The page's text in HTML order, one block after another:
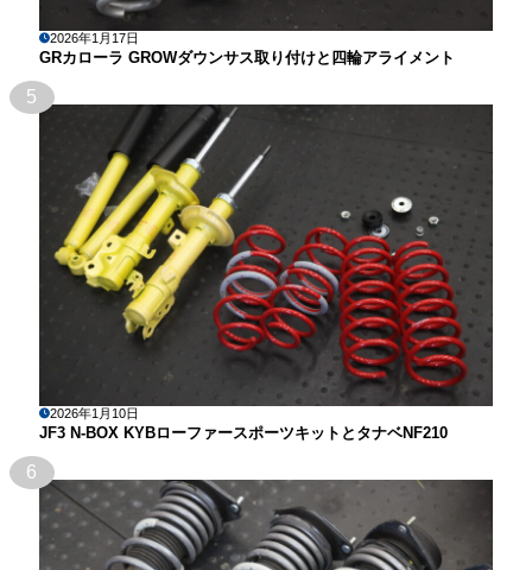
2026年1月17日
GRカローラ GROWダウンサス取り付けと四輪アライメント
5
2026年1月10日
JF3 N-BOX KYBローファースポーツキットとタナベNF210
6